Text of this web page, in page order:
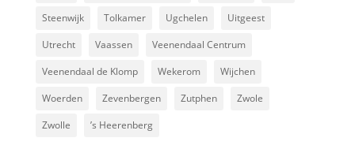
Steenwijk
Tolkamer Ugchelen
Uitgeest
Utrecht
Vaassen
Veenendaal Centrum
Veenendaal de Klomp
Wekerom
Wijchen
Woerden
Zevenbergen Zutphen
Zwole
Zwolle
’s Heerenberg